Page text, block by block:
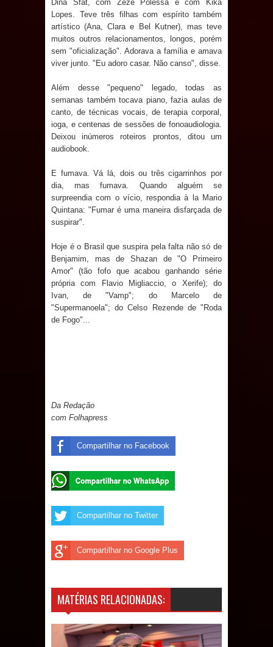
Dina Sfat, com Zezé Polessa e com Kika
Lopes. Teve três filhas com espírito também
artístico (Ana, Clara e Bel Kutner), mas teve
muitos outros relacionamentos, longos, porém
sem "oficialização". Adorava a família e amava
viver junto. "Eu adoro casar. Não canso", disse.
Além desse "pequeno" legado, todas as
semanas também tocava piano, fazia aulas de
canto, de técnicas vocais, de terapia corporal,
ioga, e centenas de sessões de fonoaudiologia.
Deixou inúmeros roteiros prontos, ditou um
audiobook.
E fumava. Vá lá, dois ou três cigarrinhos por
dia, mas fumava. Quando alguém se
surpreendia com o vício, respondia à la Mario
Quintana: "Fumar é uma maneira disfarçada de
suspirar".
Hoje é o Brasil que suspira pela falta não só de
Benjamim, mas de Shazan de "O Primeiro
Amor" (tão fofo que acabou ganhando série
própria com Flavio Migliaccio, o Xerife); do
Ivan, de "Vamp"; do Marcelo de
"Supermanoela"; do Celso Rezende de "Roda
de Fogo"...
Da Redação
com Folhapress
Compartilhar no Facebook
Compartilhar no Twitter
Compartilhar no Google Plus
MATÉRIAS RELACIONADAS: